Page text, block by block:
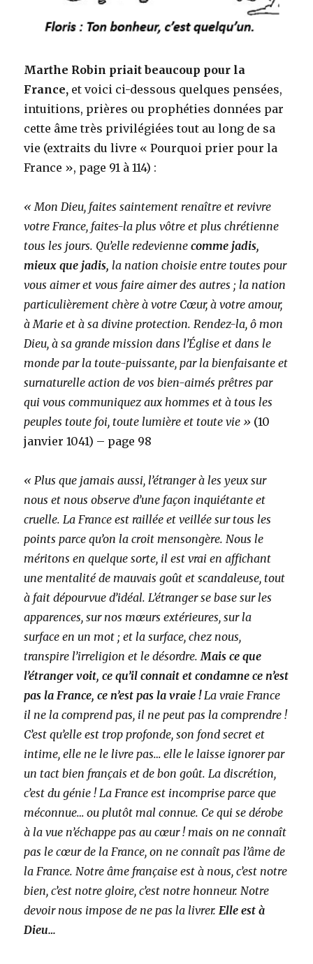
Marthe Robin priait beaucoup pour la
France, et voici ci-dessous quelques pensées,
intuitions, prières ou prophéties données par
cette âme très privilégiées tout au long de sa
vie (extraits du livre « Pourquoi prier pour la
France », page 91 à 114) :
« Mon Dieu, faites saintement renaître et revivre
votre France, faites-la plus vôtre et plus chrétienne
tous les jours. Qu’elle redeviennecomme jadis,
mieux que jadis, la nation choisie entre toutes pour
vous aimer et vous faire aimer des autres ; la nation
particulièrement chère à votre Cœur, à votre amour,
à Marie et à sa divine protection. Rendez-la, ô mon
Dieu, à sa grande mission dans l’Église et dans le
monde par la toute-puissante, par la bienfaisante et
surnaturelle action de vos bien-aimés prêtres par
qui vous communiquez aux hommes et à tous les
peuples toute foi, toute lumière et toute vie » (10
janvier 1041) – page 98
« Plus que jamais aussi, l’étranger à les yeux sur
nous et nous observe d’une façon inquiétante et
cruelle. La France est raillée et veillée sur tous les
points parce qu’on la croit mensongère. Nous le
méritons en quelque sorte, il est vrai en affichant
une mentalité de mauvais goût et scandaleuse, tout
à fait dépourvue d’idéal. L’étranger se base sur les
apparences, sur nos mœurs extérieures, sur la
surface en un mot ; et la surface, chez nous,
transpire l’irreligion et le désordre.Mais ce que
l’étranger voit, ce qu’il connait et condamne ce n’est
pas la France, ce n’est pas la vraie !La vraie France
il ne la comprend pas, il ne peut pas la comprendre !
C’est qu’elle est trop profonde, son fond secret et
intime, elle ne le livre pas… elle le laisse ignorer par
un tact bien français et de bon goût. La discrétion,
c’est du génie ! La France est incomprise parce que
méconnue… ou plutôt mal connue. Ce qui se dérobe
à la vue n’échappe pas au cœur ! mais on ne connaît
pas le cœur de la France, on ne connaît pas l’âme de
la France. Notre âme française est à nous, c’est notre
bien, c’est notre gloire, c’est notre honneur. Notre
devoir nous impose de ne pas la livrer.Elle est à
Dieu…